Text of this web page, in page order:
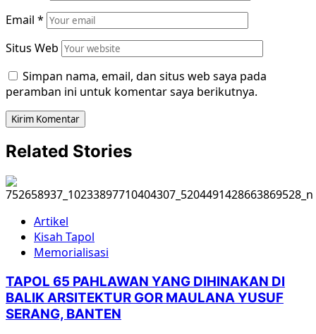
Email *
Situs Web
Simpan nama, email, dan situs web saya pada
peramban ini untuk komentar saya berikutnya.
Related Stories
Artikel
Kisah Tapol
Memorialisasi
TAPOL 65 PAHLAWAN YANG DIHINAKAN DI
BALIK ARSITEKTUR GOR MAULANA YUSUF
SERANG, BANTEN